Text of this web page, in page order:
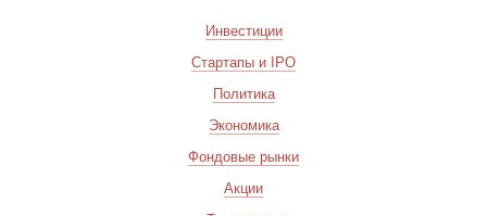
Инвестиции
Стартапы и IPO
Политика
Экономика
Фондовые рынки
Акции